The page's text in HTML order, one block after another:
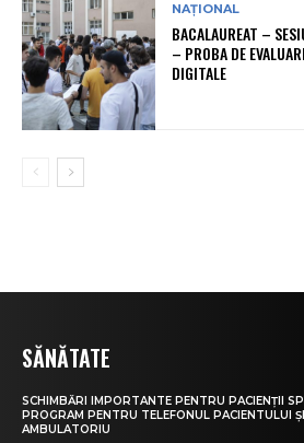
NAȚIONAL
BACALAUREAT –
– PROBA DE
DIGITALE
SĂNĂTATE
SCHIMBĂRI IMPORTANTE PENTRU PACIENȚII
PROGRAM PENTRU TELEFONUL PACIENTULUI
AMBULATORIU